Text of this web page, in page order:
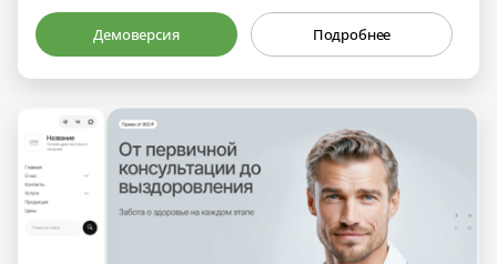
Демоверсия Подробнее